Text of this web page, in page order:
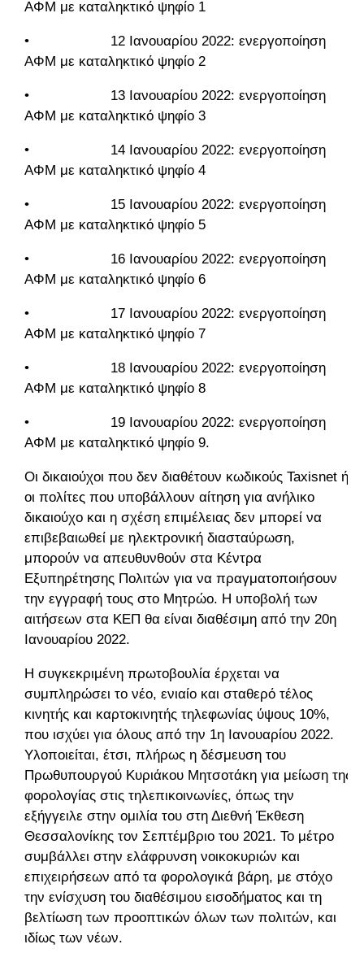
ΑΦΜ με καταληκτικό ψηφίο 1
• 12 Ιανουαρίου 2022: ενεργοποίηση
ΑΦΜ με καταληκτικό ψηφίο 2
• 13 Ιανουαρίου 2022: ενεργοποίηση
ΑΦΜ με καταληκτικό ψηφίο 3
• 14 Ιανουαρίου 2022: ενεργοποίηση
ΑΦΜ με καταληκτικό ψηφίο 4
• 15 Ιανουαρίου 2022: ενεργοποίηση
ΑΦΜ με καταληκτικό ψηφίο 5
• 16 Ιανουαρίου 2022: ενεργοποίηση
ΑΦΜ με καταληκτικό ψηφίο 6
• 17 Ιανουαρίου 2022: ενεργοποίηση
ΑΦΜ με καταληκτικό ψηφίο 7
• 18 Ιανουαρίου 2022: ενεργοποίηση
ΑΦΜ με καταληκτικό ψηφίο 8
• 19 Ιανουαρίου 2022: ενεργοποίηση
ΑΦΜ με καταληκτικό ψηφίο 9.
Οι δικαιούχοι που δεν διαθέτουν κωδικούς Taxisnet ή
οι πολίτες που υποβάλλουν αίτηση για ανήλικο
δικαιούχο και η σχέση επιμέλειας δεν μπορεί να
επιβεβαιωθεί με ηλεκτρονική διασταύρωση,
μπορούν να απευθυνθούν στα Κέντρα
Εξυπηρέτησης Πολιτών για να πραγματοποιήσουν
την εγγραφή τους στο Μητρώο. Η υποβολή των
αιτήσεων στα ΚΕΠ θα είναι διαθέσιμη από την 20η
Ιανουαρίου 2022.
Η συγκεκριμένη πρωτοβουλία έρχεται να
συμπληρώσει το νέο, ενιαίο και σταθερό τέλος
κινητής και καρτοκινητής τηλεφωνίας ύψους 10%,
που ισχύει για όλους από την 1η Ιανουαρίου 2022.
Υλοποιείται, έτσι, πλήρως η δέσμευση του
Πρωθυπουργού Κυριάκου Μητσοτάκη για μείωση της
φορολογίας στις τηλεπικοινωνίες, όπως την
εξήγγειλε στην ομιλία του στη Διεθνή Έκθεση
Θεσσαλονίκης τον Σεπτέμβριο του 2021. Το μέτρο
συμβάλλει στην ελάφρυνση νοικοκυριών και
επιχειρήσεων από τα φορολογικά βάρη, με στόχο
την ενίσχυση του διαθέσιμου εισοδήματος και τη
βελτίωση των προοπτικών όλων των πολιτών, και
ιδίως των νέων.